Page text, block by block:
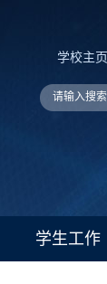
学校主页
学生工作